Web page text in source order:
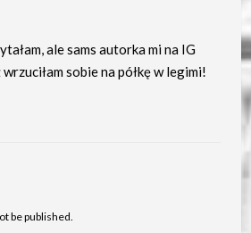
ale sams autorka mi na IG
sobie na półkę w legimi!
be published.